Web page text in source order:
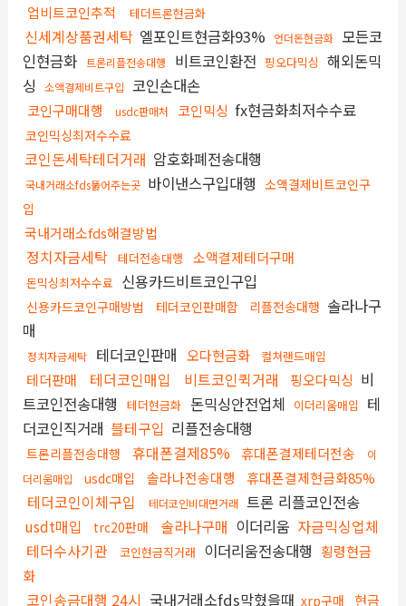
업비트코인추적 테더트론현금화
신세계상품권세탁 엘포인트현금화93% 언더돈현금화 모든코
인현금화
트론리플전송대행 비트코인환전 핑오다믹싱 해외돈믹
싱
소액결제비트구입 코인손대손
코인구매대행 usdc판매처 코인믹싱 fx현금화최저수수료
코인믹싱최저수수료
코인돈세탁테더거래 암호화폐전송대행
국내거래소fds뚫어주는곳 바이낸스구입대행 소액결제비트코인구
입
국내거래소fds해결방법
정치자금세탁 테더전송대행 소액결제테더구매
돈믹싱최저수수료 신용카드비트코인구입
신용카드코인구매방법 테더코인판매함 리플전송대행 솔라나구
매
정치자금세탁 테더코인판매 오다현금화 컬쳐랜드매입
테더판매 테더코인매입 비트코인퀵거래 핑오다믹싱 비
트코인전송대행
테더현금화 돈믹싱안전업체 이더리움매입
테
더코인직거래 블테구입 리플전송대행
트론리플전송대행 휴대폰결제85% 휴대폰결제테더전송
이
더리움매입
usdc매입 솔라나전송대행 휴대폰결제현금화85%
테더코인이체구입 테더코인비대면거래 트론 리플코인전송
usdt매입
trc20판매 솔라나구매 이더리움 자금믹싱업체
테더수사기관
코인현금직거래 이더리움전송대행 횡령현금
화
코인송금대행 24시 국내거래소fds막혔을때 xrp구매
현금